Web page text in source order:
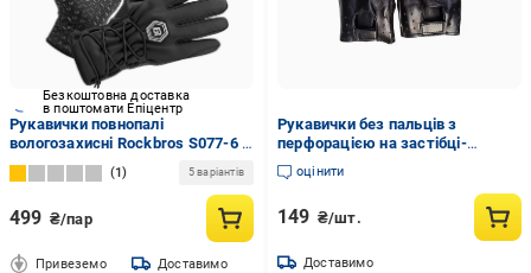
Безкоштовна доставка
в поштомати Епіцентр
Рукавички повнопалі
вологозахисні Rockbros S077-6 L
Чорний (4105)
1 5 варіантів
499 ₴/пар
Привеземо Доставимо
Рукавички без пальців з
перфорацією на застібці-
липучці зі штучної шкіри Чорний
(3000004667)
оцінити
149 ₴/шт.
Доставимо